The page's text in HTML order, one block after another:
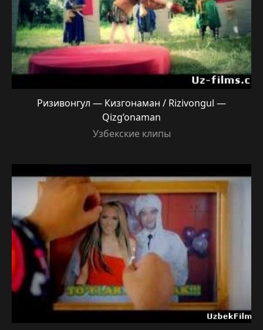
Ризивонгул — Кизгонаман / Rizivongul —
Qizg’onaman
Узбекские клипы